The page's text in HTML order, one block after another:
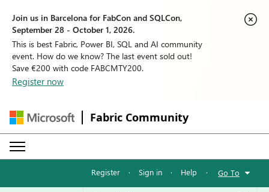
Join us in Barcelona for FabCon and SQLCon,
September 28 - October 1, 2026.
This is best Fabric, Power BI, SQL and AI community
event. How do we know? The last event sold out!
Save €200 with code FABCMTY200.
Register now
Fabric Community
Register · Sign in · Help · Go To